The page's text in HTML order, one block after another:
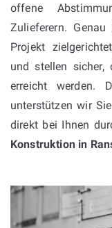
offene
Zulieferern.
Projekt
und stellen sicher,
erreicht werden.
unterstützen wir
direkt bei Ihnen
Konstruktion in